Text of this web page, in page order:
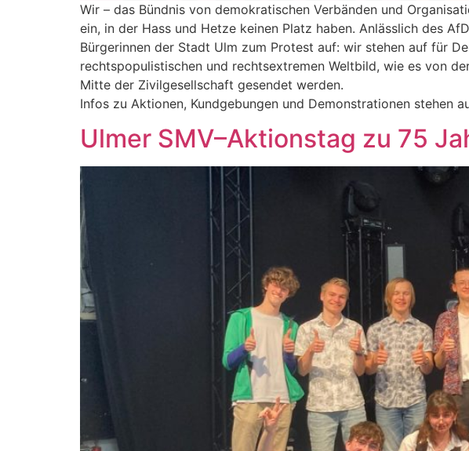
Wir – das Bündnis von demokratischen Verbänden und
ein, in der Hass und Hetze keinen Platz haben. Anlässlich des
Bürgerinnen der Stadt Ulm zum Protest auf: wir stehen auf für
rechtspopulistischen und rechtsextremen Weltbild, wie es von
Mitte der Zivilgesellschaft gesendet werden.
Infos zu Aktionen, Kundgebungen und Demonstrationen stehen
Ulmer SMV–Aktionstag zu 75